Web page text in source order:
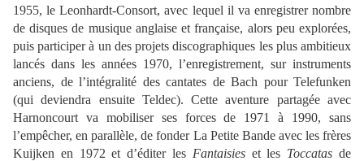
1955, le Leonhardt-Consort, avec lequel il va enregistrer nombre
de disques de musique anglaise et française, alors peu explorées,
puis participer à un des projets discographiques les plus ambitieux
lancés dans les années 1970, l’enregistrement, sur instruments
anciens, de l’intégralité des cantates de Bach pour Telefunken
(qui deviendra ensuite Teldec). Cette aventure partagée avec
Harnoncourt va mobiliser ses forces de 1971 à 1990, sans
l’empêcher, en parallèle, de fonder La Petite Bande avec les frères
Kuijken en 1972 et d’éditer les Fantaisieset les Toccatas de